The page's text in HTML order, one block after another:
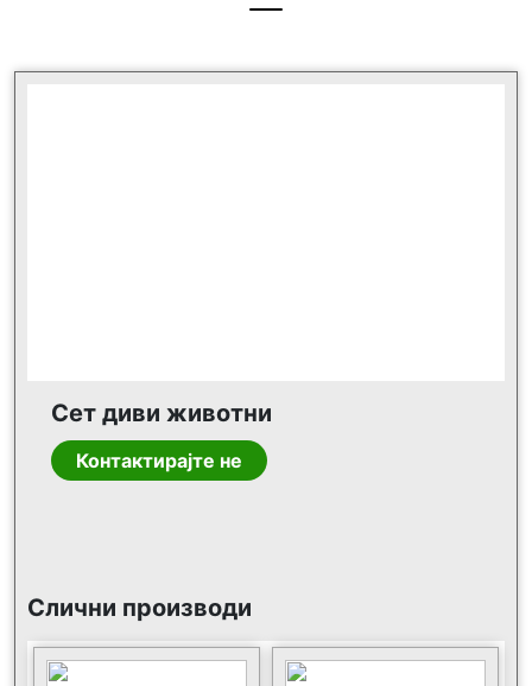
Сет диви животни
Контактирајте не
Слични производи